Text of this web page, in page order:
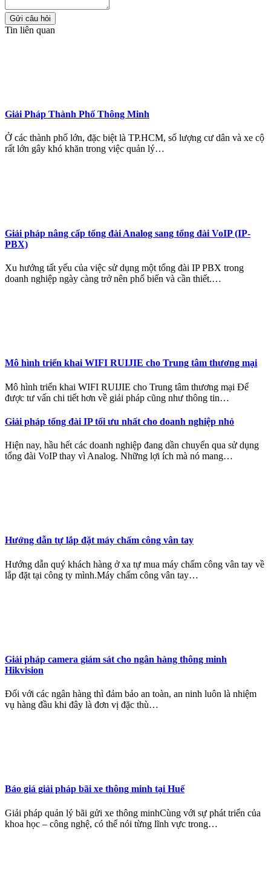
Gửi câu hỏi
Tin liên quan
Giải Pháp Thành Phố Thông Minh
Ở các thành phố lớn, đặc biệt là TP.HCM, số lượng cư dân và xe cộ
rất lớn gây khó khăn trong việc quản lý…
Giải pháp nâng cấp tổng đài Analog sang tổng đài VoIP (IP-
PBX)
Xu hướng tất yếu của việc sử dụng một tổng đài IP PBX trong
doanh nghiệp ngày càng trở nên phổ biến và cần thiết.…
Mô hình triển khai WIFI RUIJIE cho Trung tâm thương mại
Mô hình triển khai WIFI RUIJIE cho Trung tâm thương mại Để
được tư vấn chi tiết hơn về giải pháp cũng như thông tin…
Giải pháp tổng đài IP tối ưu nhất cho doanh nghiệp nhỏ
Hiện nay, hầu hết các doanh nghiệp đang dần chuyển qua sử dụng
tổng đài VoIP thay vì Analog. Những lợi ích mà nó mang…
Hướng dẫn tự lắp đặt máy chấm công vân tay
Hướng dẫn quý khách hàng ở xa tự mua máy chấm công vân tay về
lắp đặt tại công ty mình.Máy chấm công vân tay…
Giải pháp camera giám sát cho ngân hàng thông minh
Hikvision
Đối với các ngân hàng thì đảm bảo an toàn, an ninh luôn là nhiệm
vụ hàng đầu khi đây là đơn vị đặc thù…
Báo giá giải pháp bãi xe thông minh tại Huế
Giải pháp quản lý bãi gửi xe thông minhCùng với sự phát triển của
khoa học – công nghệ, có thể nói từng lĩnh vực trong…